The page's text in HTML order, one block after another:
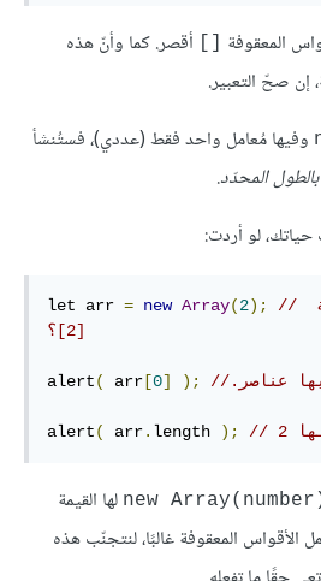
المعقوفة
أقصر. كما وأنّ هذه
إن صحّ التعبير.
وفيها مُعامل واحد فقط (عددي)، فستُنشأ
المحدّد.
لو أردت:
let arr = new Array(2);
// هل ستكون المصفوفة
[2]؟
alert( arr [0] ); عناصر.
alert( arr. length ); 2
new لها القيمة
الأقواس المعقوفة غالبًا، لنتجنّب هذه